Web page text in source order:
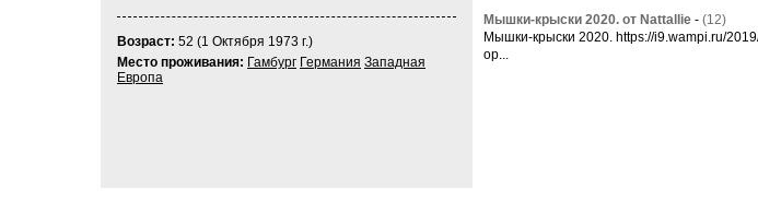
Возраст: 52 (1 Октября 1973 г.)
Место проживания: Гамбург Германия Западная
Европа
Мышки-крыски 2020. от Nattallie - (12)
Мышки-крыски 2020. https://i9.wampi.ru/
ор...